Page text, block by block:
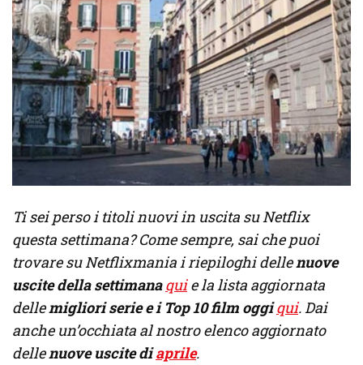
Ti sei perso i titoli nuovi in uscita su Netflix
questa settimana? Come sempre, sai che puoi
trovare su Netflixmania i riepiloghi dellenuove
uscite della settimana quie la lista aggiornata
dellemigliori serie e i Top 10 film oggi qui. Dai
anche un’occhiata al nostro elenco aggiornato
dellenuove uscite diaprile.